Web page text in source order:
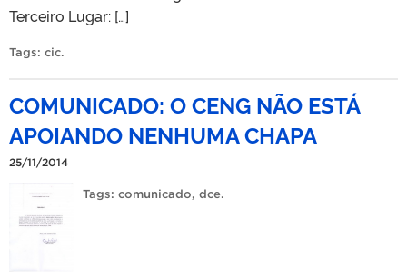
Terceiro Lugar: […]
Tags: cic.
COMUNICADO: O CENG NÃO ESTÁ
APOIANDO NENHUMA CHAPA
25/11/2014
Tags:comunicado,dce.